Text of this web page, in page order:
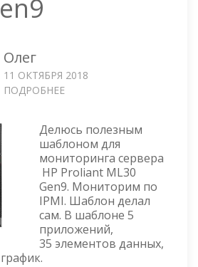
Олег
11 ОКТЯБРЯ 2018
ПОДРОБНЕЕ
ДЛЯ
МОНИТОРИНГА
СЕРВЕРА
HP
PROLIANT
ML30
GEN9
Делюсь полезным
шаблоном для
мониторинга сервера
HP Proliant ML30
Gen9. Мониторим по
IPMI. Шаблон делал
сам. В шаблоне 5
приложений,
35 элементов данных,